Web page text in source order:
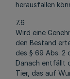
herausfallen
7.6
Wird eine
den Bestand
des § 69 Abs. 2
Danach entfällt
Tier, das auf